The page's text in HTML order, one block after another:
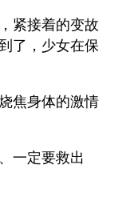
紧接着的变故
了，少女在保
焦身体的激情
一定要救出